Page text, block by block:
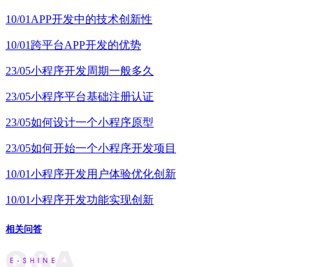
10/01 APP开发中的技术创新性
10/01 跨平台APP开发的优势
23/05小程序开发周期一般多久
23/05小程序平台基础注册认证
23/05如何设计一个小程序原型
23/05如何开始一个小程序开发项目
10/01小程序开发用户体验优化创新
10/01小程序开发功能实现创新
相关问答